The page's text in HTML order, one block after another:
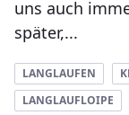
uns auch
später,...
LANGLAUFEN
LANGLAUFLOIPE